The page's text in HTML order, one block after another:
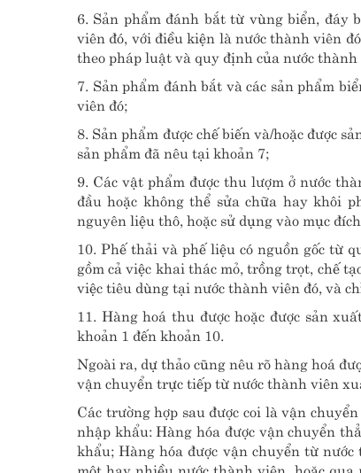
6. Sản phẩm đánh bắt từ vùng biển, đáy
viên đó, với điều kiện là nước thành viên
theo pháp luật và quy định của nước
7. Sản phẩm đánh bắt và các sản phẩm
viên đó;
8. Sản phẩm được chế biến và/hoặc được
sản phẩm đã nêu tại khoản 7;
9. Các vật phẩm được thu lượm ở nước
đầu hoặc không thể sửa chữa hay khôi
nguyên liệu thô, hoặc sử dụng vào mục
10. Phế thải và phế liệu có nguồn gốc từ
gồm cả việc khai thác mỏ, trồng trọt, chế
việc tiêu dùng tại nước thành viên đó, và
11. Hàng hoá thu được hoặc được sản
khoản 1 đến khoản 10.
Ngoài ra, dự thảo cũng nêu rõ hàng hoá
vận chuyển trực tiếp từ nước thành viên
Các trường hợp sau được coi là vận
nhập khẩu: Hàng hóa được vận chuyển
khẩu; Hàng hóa được vận chuyển từ
một hay nhiều nước thành viên, hoặc